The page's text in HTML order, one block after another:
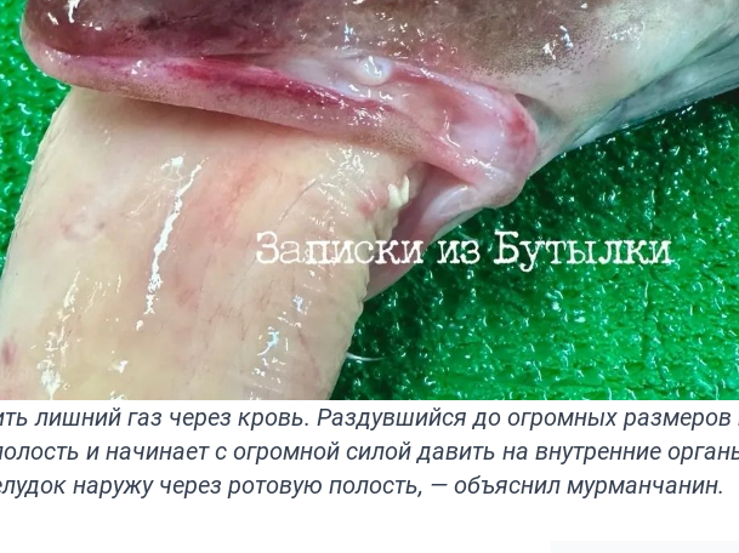
лишний газ через кровь. Раздувшийся до огромных
и начинает с огромной силой давить на внутренние
наружу через ротовую полость, — объяснил мурманчанин.